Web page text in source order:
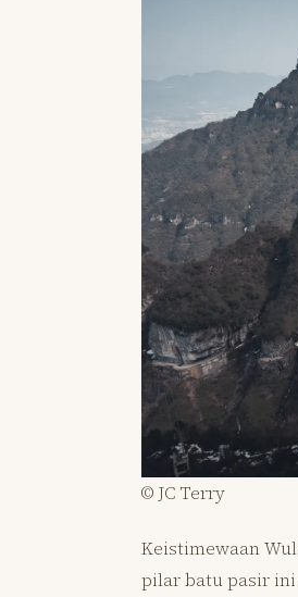
© JC Terry
Keistimewaan
pilar batu pasir ini